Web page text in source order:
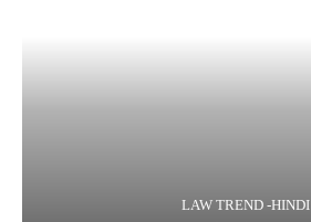
LAW TREND -HINDI